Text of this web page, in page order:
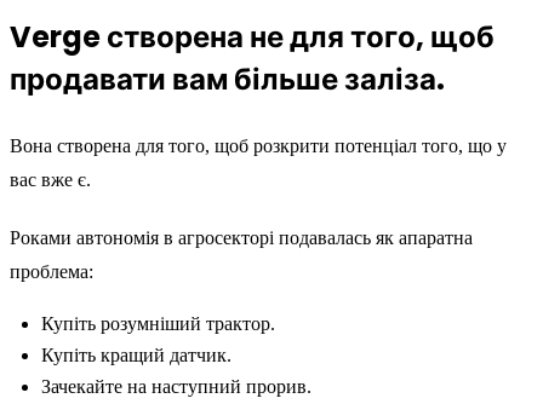
Verge створена не для того, щоб
продавати вам більше заліза.
Вона створена для того, щоб розкрити потенціал того, що у
вас вже є.
Роками автономія в агросекторі подавалась як апаратна
проблема:
Купіть розумніший трактор.
Купіть кращий датчик.
Зачекайте на наступний прорив.